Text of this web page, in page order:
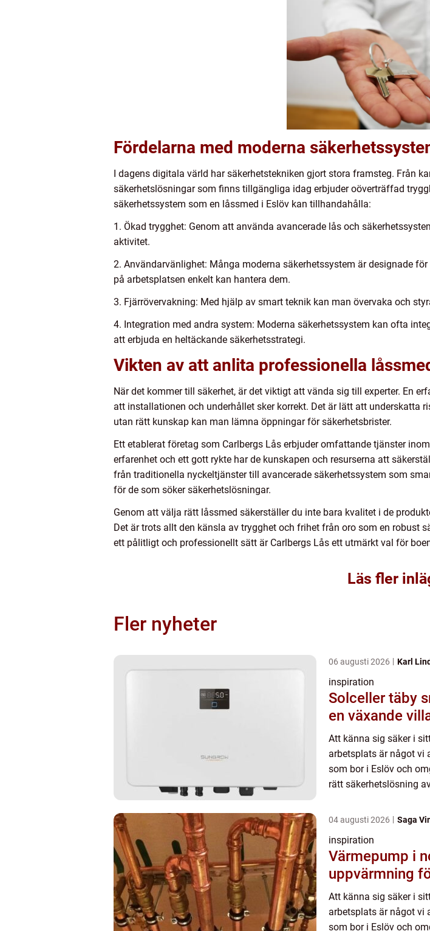
Fördelarna med moderna
I dagens digitala värld har säkerhetstekniken gjort stora framsteg. Från
säkerhetslösningar som finns tillgängliga idag erbjuder oöverträffad
säkerhetssystem som en låssmed i Eslöv kan tillhandahålla:
1. Ökad trygghet: Genom att använda avancerade lås och
aktivitet.
2. Användarvänlighet: Många moderna säkerhetssystem är designade
på arbetsplatsen enkelt kan hantera dem.
3. Fjärrövervakning: Med hjälp av smart teknik kan man övervaka och
4. Integration med andra system: Moderna säkerhetssystem kan ofta
att erbjuda en heltäckande säkerhetsstrategi.
Vikten av att anlita professionella
När det kommer till säkerhet, är det viktigt att vända sig till experter. En
att installationen och underhållet sker korrekt. Det är lätt att underskatta
utan rätt kunskap kan man lämna öppningar för säkerhetsbrister.
Ett etablerat företag som Carlbergs Lås erbjuder omfattande tjänster
erfarenhet och ett gott rykte har de kunskapen och resurserna att
från traditionella nyckeltjänster till avancerade säkerhetssystem som
för de som söker säkerhetslösningar.
Genom att välja rätt låssmed säkerställer du inte bara kvalitet i de
Det är trots allt den känsla av trygghet och frihet från oro som en robust
ett pålitligt och professionellt sätt är Carlbergs Lås ett utmärkt val för
Läs fler
Fler nyheter
06 augusti 2026 Karl
inspiration
Solceller täby smart energival i
en växande
Att känna sig säker i
arbetsplats är något vi
som bor i Eslöv och
rätt säkerhetslösning
04 augusti 2026 Saga
inspiration
Värmepump i
uppvärmning
Att känna sig säker i
arbetsplats är något vi
som bor i Eslöv och